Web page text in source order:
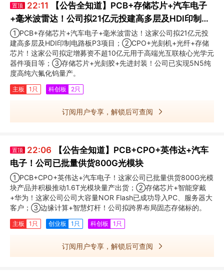
置顶 22:11
【公告全知道】PCB+存储芯片+汽车电子
+毫米波雷达！公司拟21亿元投建高多层及HDI印制电
路板P3项目
①PCB+存储芯片+汽车电子+毫米波雷达！这家公司拟21亿元投
建高多层及HDI印制电路板P3项目；②CPO+光刻机+光纤+存储
芯片！这家公司拟定增募资不超10亿元用于高端光互联核心光学元
器件项目等；③存储芯片+光刻胶+先进封装！公司已实现5N5纯
度高纯六氟化钨量产。
主板 1只 科创板 2只
订阅用户专享，解锁后可查阅
置顶 22:06
【公告全知道】PCB+CPO+英伟达+汽车
电子！公司已批量供货800G光模块
①PCB+CPO+英伟达+汽车电子！这家公司已批量供货800G光模
块产品并积极推动1.6T光模块量产出货；②存储芯片+智能穿戴
+华为！这家公司公司大容量NOR Flash已成功导入PC、服务器大
客户；③边缘计算+智慧灯杆！公司拟跨界布局固态存储标的。
主板 1只 创业板 1只 科创板 1只
订阅用户专享，解锁后可查阅